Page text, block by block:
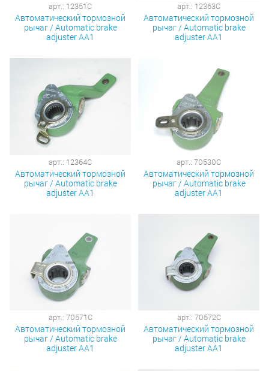
арт.: 12351C
Автоматический тормозной
рычаг / Automatic brake
adjuster AA1
арт.: 12363C
Автоматический тормозной
рычаг / Automatic brake
adjuster AA1
арт.: 12364C
Автоматический тормозной
рычаг / Automatic brake
adjuster AA1
арт.: 70530C
Автоматический тормозной
рычаг / Automatic brake
adjuster AA1
арт.: 70571C
Автоматический тормозной
рычаг / Automatic brake
adjuster AA1
арт.: 70572C
Автоматический тормозной
рычаг / Automatic brake
adjuster AA1